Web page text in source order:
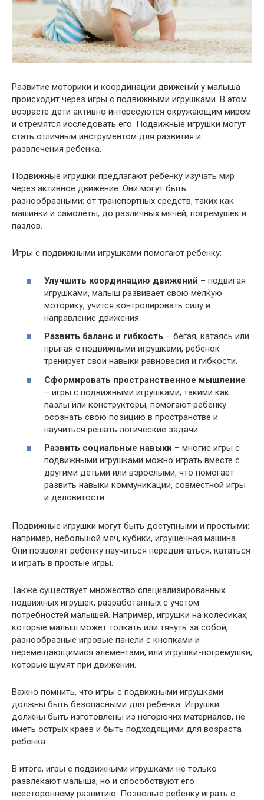
Развитие моторики и координации движений у малыша
происходит через игры с подвижными игрушками. В этом
возрасте дети активно интересуются окружающим миром
и стремятся исследовать его. Подвижные игрушки могут
стать отличным инструментом для развития и
развлечения ребенка.
Подвижные игрушки предлагают ребенку изучать мир
через активное движение. Они могут быть
разнообразными: от транспортных средств, таких как
машинки и самолеты, до различных мячей, погремушек и
пазлов.
Игры с подвижными игрушками помогают ребенку:
Улучшить координацию движений – подвигая
игрушками, малыш развивает свою мелкую
моторику, учится контролировать силу и
направление движения.
Развить баланс и гибкость – бегая, катаясь или
прыгая с подвижными игрушками, ребенок
тренирует свои навыки равновесия и гибкости.
Сформировать пространственное мышление
– игры с подвижными игрушками, такими как
пазлы или конструкторы, помогают ребенку
осознать свою позицию в пространстве и
научиться решать логические задачи.
Развить социальные навыки – многие игры с
подвижными игрушками можно играть вместе с
другими детьми или взрослыми, что помогает
развить навыки коммуникации, совместной игры
и деловитости.
Подвижные игрушки могут быть доступными и простыми:
например, небольшой мяч, кубики, игрушечная машина.
Они позволят ребенку научиться передвигаться, кататься
и играть в простые игры.
Также существует множество специализированных
подвижных игрушек, разработанных с учетом
потребностей малышей. Например, игрушки на колесиках,
которые малыш может толкать или тянуть за собой,
разнообразные игровые панели с кнопками и
перемещающимися элементами, или игрушки-погремушки,
которые шумят при движении.
Важно помнить, что игры с подвижными игрушками
должны быть безопасными для ребенка. Игрушки
должны быть изготовлены из негорючих материалов, не
иметь острых краев и быть подходящими для возраста
ребенка.
В итоге, игры с подвижными игрушками не только
развлекают малыша, но и способствуют его
всестороннему развитию. Позвольте ребенку играть с